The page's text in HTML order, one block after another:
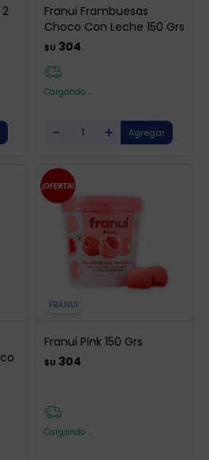
Franui Frambuesas
Choco Con Leche 150 Grs
$U 304
Cargando ...
- +
FRANUI
Franui Pink 150 Grs
$U 304
Cargando ...